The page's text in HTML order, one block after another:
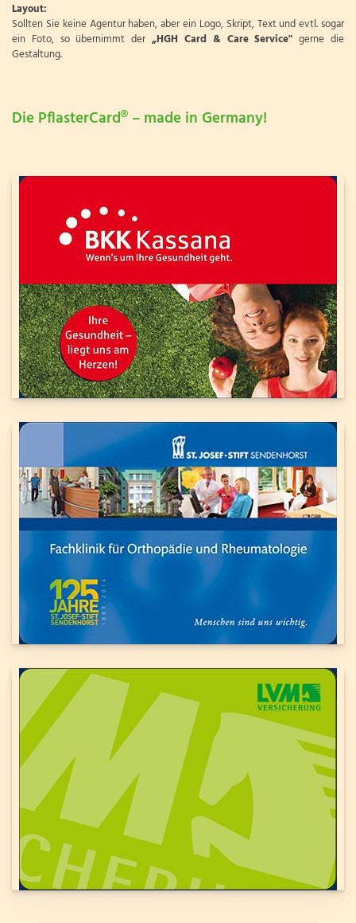
Layout:
Sollten Sie keine Agentur haben, aber ein Logo, Skript, Text und evtl. sogar
ein Foto, so übernimmt der„HGH Card & Care Service" gerne die
Gestaltung.
Die PflasterCard® – made in Germany!